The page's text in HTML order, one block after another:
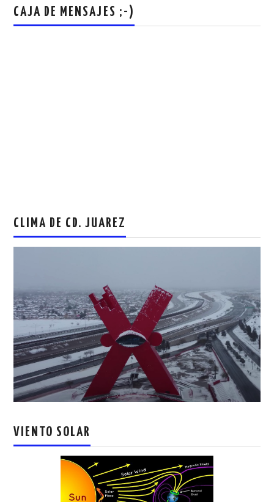
CAJA DE MENSAJES ;-)
CLIMA DE CD. JUAREZ
VIENTO SOLAR